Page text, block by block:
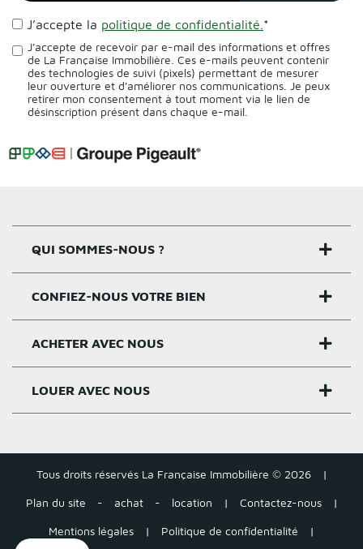
J’accepte la politique de confidentialité. *
J'accepte de recevoir par e-mail des informations et offres
de La Française Immobilière. Ces e-mails peuvent contenir
des technologies de suivi (pixels) permettant de mesurer
leur ouverture et d'améliorer nos communications. Je peux
retirer mon consentement à tout moment via le lien de
désinscription présent dans chaque e-mail.
QUI SOMMES-NOUS ?
Nos agences
Notre histoire
Nos valeurs
Groupe Pigeault
Tarifs
CONFIEZ-NOUS VOTRE BIEN
Estimer un bien
Critères estimation
Estimation loyer
Tous nos conseils – Vente
ACHETER AVEC NOUS
Acheter sur Rennes
Achat maison Rennes
Acheter autour de Rennes
LOUER AVEC NOUS
Location appartement Rennes
Tous droits réservés La Française Immobilière © 2026 |
Plan du site - achat - location | Contactez-nous |
Mentions légales | Politique de confidentialité |